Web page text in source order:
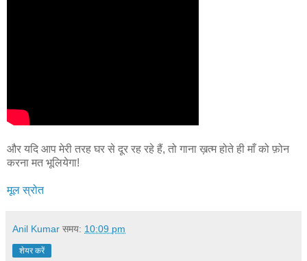
और यदि आप मेरी तरह घर से दूर रह रहे हैं, तो गाना ख़त्म होते ही माँ को फ़ोन
करना मत भूलियेगा!
मूल स्रोत
Anil Kumar समय: 10:09 pm
शेयर करें